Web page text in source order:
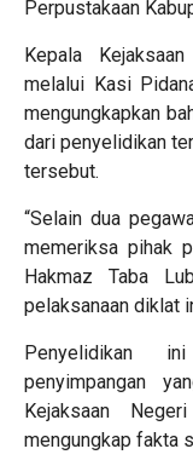
Perpustakaan
Kepala
melalui Kasi
mengungkapkan
dari penyelidikan
tersebut.
“Selain dua
memeriksa pihak
Hakmaz Taba
pelaksanaan diklat
Penyelidikan
penyimpangan
Kejaksaan
mengungkap fakta